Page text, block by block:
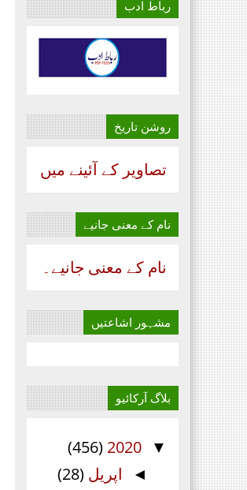
رباط ادب
روشن تاریخ
تصاویر کے آئینے میں
نام‌ کے معنی جانیے
نام‌ کے معنی جانیے۔
مشہور اشاعتیں
بلاگ آرکائیو
▼
2020
(456)
◄ اپریل (28)